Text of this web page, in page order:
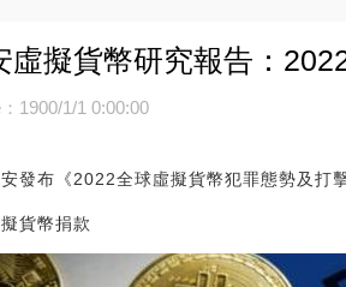
虛擬貨幣研究報告：
1900/1/1 0:00:00
發布《2022全球虛擬貨幣犯罪態勢及打
貨幣捐款